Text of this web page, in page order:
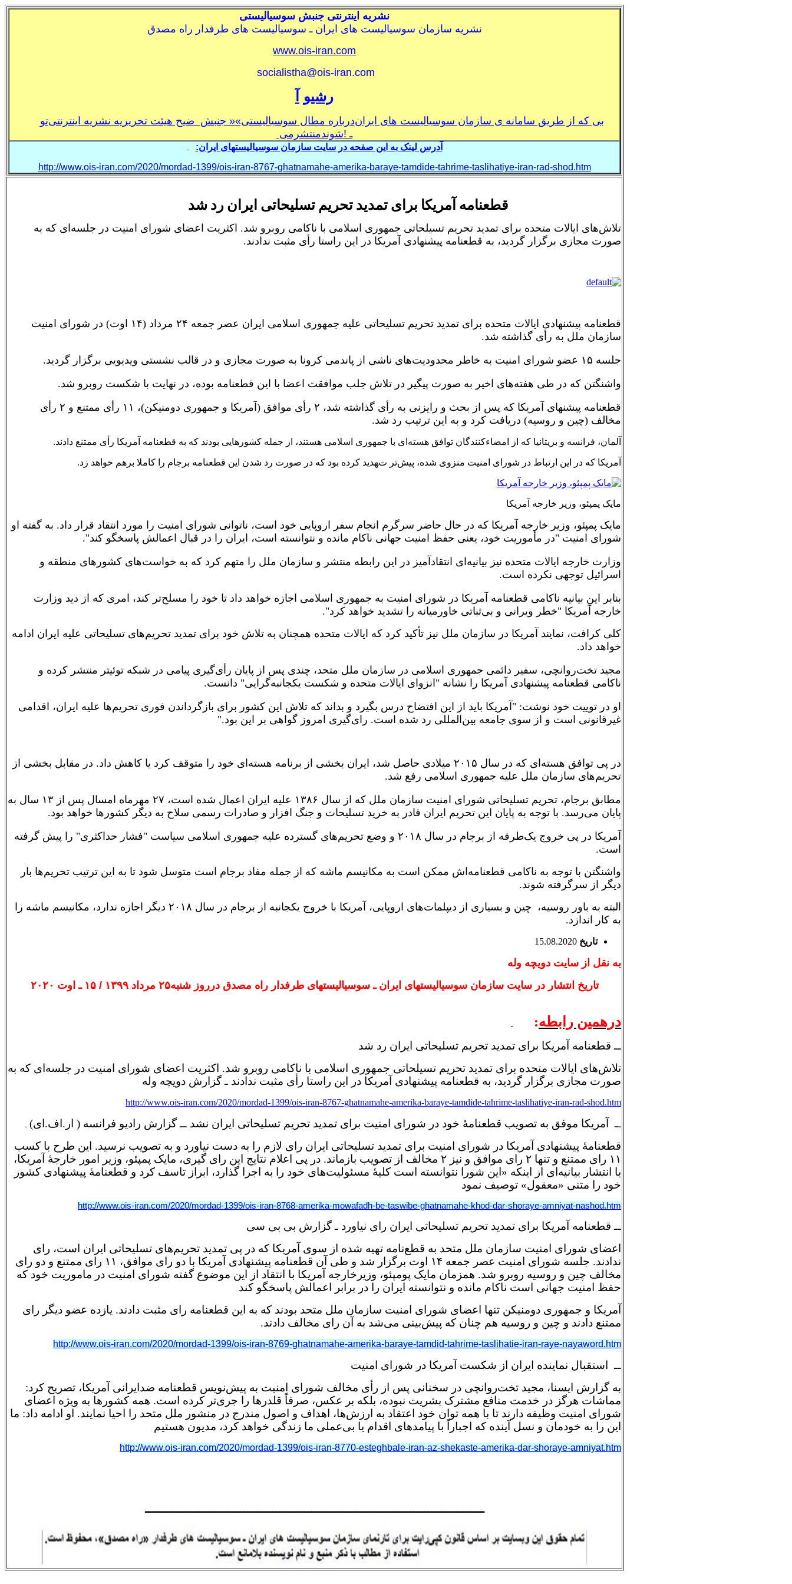
نشريه اينترنتی جنبش سوسياليستی
نشريه سازمان سوسياليست های ايران ـ سوسياليست های طرفدار راه مصدق
www.ois-iran.com
socialistha@ois-iran.com
رشيو
توضيح هيئت تحريريه نشريه اينترنتی « جنبشسوسياليستی» درباره مطالبی که از طريق سامانه ی سازمان سوسياليست های ايران
منتشرمیشوند! ـ
آدرس لینک به این صفحهدر سايت سازمان سوسياليستهای ايران:
http://www.ois-iran.com/2020/mordad-1399/ois-iran-8767-ghatnamahe-amerika-baraye-tamdide-tahrime-taslihatiye-iran-rad-shod.htm
قطعنامه آمریکا برای تمدید تحریم تسلیحاتی ایران رد شد
تلاش‌های ایالات متحده برای تمدید تحریم تسیلحاتی جمهوری اسلامی با ناکامی روبرو شد. اکثریت اعضای شورای امنیت در جلسه‌ای که به
صورت مجازی برگزار گردید، به قطعنامه پیشنهادی آمریکا در این راستا رأی مثبت ندادند.
قطعنامه پیشنهادی ایالات متحده برای تمدید تحریم تسلیحاتی علیه جمهوری اسلامی ایران عصر جمعه ۲۴ مرداد (۱۴ اوت) در شورای امنیت
سازمان ملل به رأی گذاشته شد.
جلسه ۱۵ عضو شورای امنیت به خاطر محدودیت‌های ناشی از پاندمی کرونا به صورت مجازی و در قالب نشستی ویدیویی برگزار گردید.
واشنگتن که در طی هفته‌های اخیر به صورت پیگیر در تلاش جلب موافقت اعضا با این قطعنامه بوده، در نهایت با شکست روبرو شد.
قطعنامه پیشنهای آمریکا که پس از بحث و رایزنی‌ به رأی گذاشته شد، ۲ رأی موافق (آمریکا و جمهوری دومنیکن)، ۱۱ رأی ممتنع و ۲ رأی
مخالف (چین و روسیه) دریافت کرد و به این ترتیب رد شد.
آلمان، فرانسه و بریتانیا که از امضاءکنندگان توافق هسته‌ای با جمهوری اسلامی هستند، از جمله کشورهایی بودند که به قطعنامه آمریکا رأی ممتنع دادند.
آمریکا که در این ارتباط در شورای امنیت منزوی شده، پیش‌تر تهدید کرده بود که در صورت رد شدن این قطعنامه برجام را کاملا برهم خواهد زد.
مایک پمپئو، وزیر خارجه آمریکا
مایک پمپئو، وزیر خارجه آمریکا که در حال حاضر سرگرم انجام سفر اروپایی خود است، ناتوانی شورای امنیت را مورد انتقاد قرار داد. به گفته او
شورای امنیت "در مأموریت خود، یعنی حفظ امنیت جهانی ناکام مانده و نتوانسته است، ایران را در قبال اعمالش پاسخگو کند".
وزارت خارجه ایالات متحده نیز بیانیه‌ای انتقادآمیز در این رابطه منتشر و سازمان ملل را متهم کرد که به خواست‌های کشورهای منطقه و
اسرائیل توجهی نکرده است.
بنابر این بیانیه ناکامی قطعنامه آمریکا در شورای امنیت به جمهوری اسلامی اجازه خواهد داد تا خود را مسلح‌تر کند، امری که از دید وزارت
خارجه آمریکا "خطر ویرانی و بی‌ثباتی خاورمیانه را تشدید خواهد کرد".
کلی کرافت، نمایند آمریکا در سازمان ملل نیز تأکید کرد که ایالات متحده همچنان به تلاش خود برای تمدید تحریم‌های تسلیحاتی علیه ایران ادامه
خواهد داد.
مجید تخت‌روانچی، سفیر دائمی جمهوری اسلامی در سازمان ملل متحد، چندی پس از پایان رأی‌گیری پیامی در شبکه توئیتر منتشر کرده و
ناکامی قطعنامه پیشنهادی آمریکا را نشانه "انزوای ایالات متحده و شکست یکجانبه‌گرایی" دانست.
او در توییت خود نوشت: "آمریکا باید از این افتضاح درس بگیرد و بداند که تلاش این کشور برای بازگرداندن فوری تحریم‌ها علیه ایران، اقدامی
غیرقانونی است و از سوی جامعه بین‌المللی رد شده است. رای‌گیری امروز گواهی بر این بود."
در پی توافق هسته‌ای که در سال ۲۰۱۵ میلادی حاصل شد، ایران بخشی از برنامه هسته‌ای خود را متوقف کرد یا کاهش داد. در مقابل بخشی از
تحریم‌های سازمان ملل علیه جمهوری اسلامی رفع شد.
مطابق برجام، تحریم تسلیحاتی شورای امنیت سازمان ملل که از سال ۱۳۸۶ علیه ایران اعمال شده است، ۲۷ مهرماه امسال پس از ۱۳ سال به
پایان می‌رسد. با توجه به پایان این تحریم ایران قادر به خرید تسلیحات و جنگ افزار و صادرات رسمی سلاح به دیگر کشورها خواهد بود.
آمریکا در پی خروج یک‌طرفه از برجام در سال ۲۰۱۸ و وضع تحریم‌های گسترده علیه جمهوری اسلامی سیاست "فشار حداکثری" را پیش گرفته
است.
واشنگتن با توجه به ناکامی قطعنامه‌اش ممکن است به مکانیسم ماشه که از جمله مفاد برجام است متوسل شود تا به این ترتیب تحریم‌ها بار
دیگر از سرگرفته شوند.
البته به باور روسیه، چین و بسیاری از دیپلمات‌های اروپایی، آمریکا با خروج یکجانبه از برجام در سال ۲۰۱۸ دیگر اجازه ندارد، مکانیسم ماشه را
به کار اندازد.
تاریخ
به نقل از سایت دویچه وله
تاريخ انتشار در سايت سازمان سوسياليستهای ايران ـ سوسیالیستهای طرفدار راه مصدق درروز شنبه٢۵ مرداد ۱۳۹۹ / ١۵ ـ اوت ٢٠٢٠
درهمین رابطه:
ــ قطعنامه آمریکا برای تمدید تحریم تسلیحاتی ایران رد شد
تلاش‌های ایالات متحده برای تمدید تحریم تسیلحاتی جمهوری اسلامی با ناکامی روبرو شد. اکثریت اعضای شورای امنیت در جلسه‌ای که به
صورت مجازی برگزار گردید، به قطعنامه پیشنهادی آمریکا در این راستا رأی مثبت ندادند ـ گزارش دویچه وله
http://www.ois-iran.com/2020/mordad-1399/ois-iran-8767-ghatnamahe-amerika-baraye-tamdide-tahrime-taslihatiye-iran-rad-shod.htm
ــ آمریکا موفق به تصویب قطعنامۀ خود در شورای امنیت برای تمدید تحریم تسلیحاتی ایران نشد ــ گزارش رادیو فرانسه ( ار.اف.ای)
قطعنامۀ پیشنهادی آمریکا در شورای امنیت برای تمدید تسلیحاتی ایران رای لازم را به دست نیاورد و به تصویب نرسید. این طرح با کسب
١١ رای ممتنع و تنها ٢ رای موافق و نیز ٢ مخالف از تصویب بازماند. در پی اعلام نتایج این رای گیری، مایک پمپئو، وزیر امور خارجۀ آمریکا،
با انتشار بیانیه‌ای از اینکه «این شورا نتوانسته است کلیۀ مسئولیت‌های خود را به اجرا گذارد، ابراز تاسف کرد و قطعنامۀ پیشنهادی کشور
خود را متنی «معقول» توصیف نمود
http://www.ois-iran.com/2020/mordad-1399/ois-iran-8768-amerika-mowafadh-be-taswibe-ghatnamahe-khod-dar-shoraye-amniyat-nashod.htm
ــ قطعنامه آمریکا برای تمدید تحریم تسلیحاتی ایران رای نیاورد ـ گزارش بی بی سی
اعضای شورای امنیت سازمان ملل متحد به قطع‌نامه تهیه شده از سوی آمریکا که در پی تمدید تحریم‌های تسلیحاتی ایران است، رای
ندادند. جلسه شورای امنیت عصر جمعه ۱۴ اوت برگزار شد و طی آن قطعنامه پیشنهادی آمریکا با دو رای موافق، ۱۱ رای ممتنع و دو رای
مخالف چین و روسیه روبرو شد. همزمان مایک پومپئو، وزیرخارجه آمریکا با انتقاد از این موضوع گفته شورای امنیت در ماموریت خود که
حفظ امنیت جهانی است ناکام مانده و نتوانسته ایران را در برابر اعمالش پاسخگو کند
آمریکا و جمهوری دومنیکن تنها اعضای شورای امنیت سازمان ملل متحد بودند که به این قطعنامه رای مثبت دادند. یازده عضو دیگر رای
ممتنع دادند و چین و روسیه هم چنان که پیش‌بینی می‌شد به آن رای مخالف دادند.
http://www.ois-iran.com/2020/mordad-1399/ois-iran-8769-ghatnamahe-amerika-baraye-tamdid-tahrime-taslihatie-iran-raye-nayaword.htm
ــ استقبال نماینده ایران از شکست آمریکا در شورای امنیت
به گزارش ایسنا، مجید تخت‌روانچی در سخنانی پس از رأی مخالف شورای امنیت به پیش‌نویس قطعنامه ضدایرانی آمریکا، تصریح کرد:
مماشات هرگز در خدمت منافع مشترک بشریت نبوده، بلکه بر عکس، صرفاً قلدرها را جری‌تر کرده است. همه کشورها به ویژه اعضای
شورای امنیت وظیفه دارند تا با همه توان خود اعتقاد به ارزش‌ها، اهداف و اصول مندرج در منشور ملل متحد را احیا نمایند. او ادامه داد: ما
این را به خودمان و نسل آینده که اجباراً با پیامدهای اقدام یا بی‌عملی ما زندگی خواهد کرد، مدیون هستیم
http://www.ois-iran.com/2020/mordad-1399/ois-iran-8770-esteghbale-iran-az-shekaste-amerika-dar-shoraye-amniyat.htm
ــــــــــــــــــــــــــــــــــــــــــــــــــــــــــــــــــــــــــــــــــــــــــــــــ